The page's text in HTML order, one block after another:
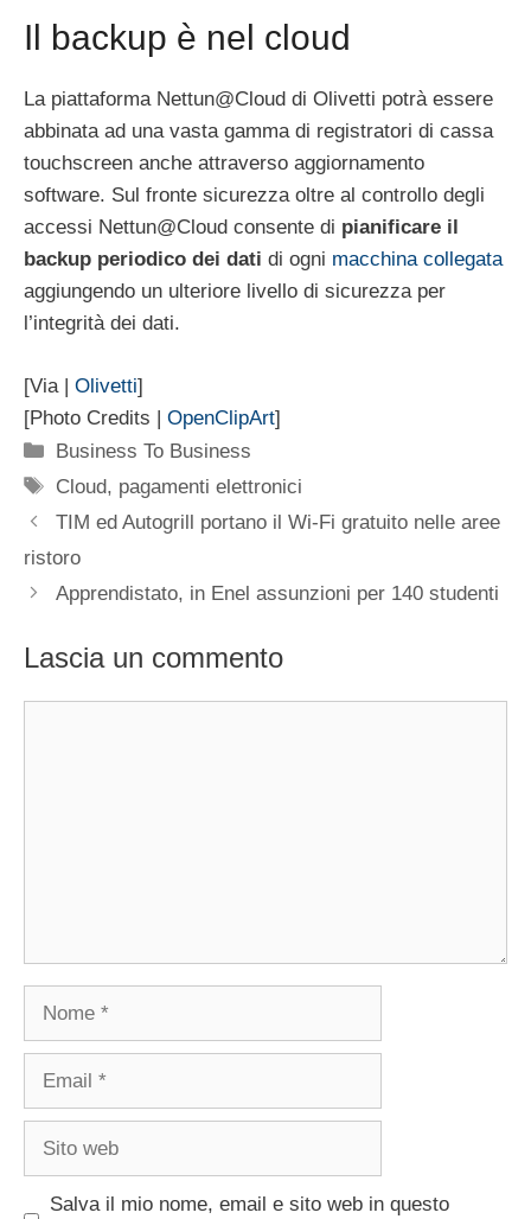
Il backup è nel cloud
La piattaforma Nettun@Cloud di Olivetti potrà essere
abbinata ad una vasta gamma di registratori di cassa
touchscreen anche attraverso aggiornamento
software. Sul fronte sicurezza oltre al controllo degli
accessi Nettun@Cloud consente di pianificare il
backup periodico dei dati di ogni macchina collegata
aggiungendo un ulteriore livello di sicurezza per
l’integrità dei dati.
[Via | Olivetti]
[Photo Credits | OpenClipArt]
Categorie
Business To Business
Tag
Cloud, pagamenti elettronici
TIM ed Autogrill portano il Wi-Fi gratuito nelle aree
ristoro
Apprendistato, in Enel assunzioni per 140 studenti
Lascia un commento
Nome
Email
Sito
Salva il mio nome, email e sito web in questo